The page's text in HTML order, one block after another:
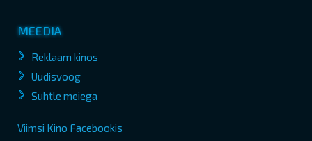
MEEDIA
Reklaam kinos
Uudisvoog
Suhtle meiega
Viimsi Kino Facebookis